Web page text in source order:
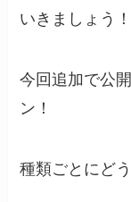
いきましょう！
今回追加で公
ン！
種類ごとにどう